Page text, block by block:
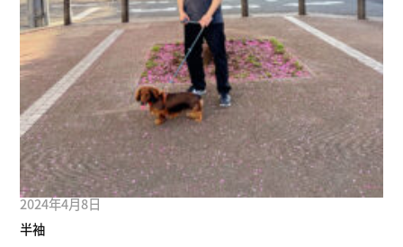
2024年4月8日
半袖